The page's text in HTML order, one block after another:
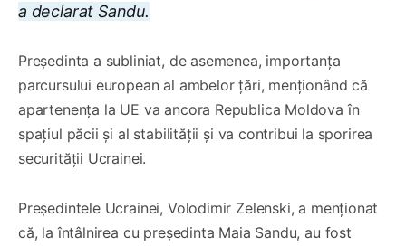
a declarat Sandu.
Președinta a subliniat, de asemenea, importanța
parcursului european al ambelor țări, menționând că
apartenența la UE va ancora Republica Moldova în
spațiul păcii și al stabilității și va contribui la sporirea
securității Ucrainei.
Președintele Ucrainei, Volodimir Zelenski, a menționat
că, la întâlnirea cu președinta Maia Sandu, au fost